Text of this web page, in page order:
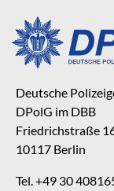
Deutsche
DPolG im DBB
Friedrichstraße
10117 Berlin
Tel. +49 30